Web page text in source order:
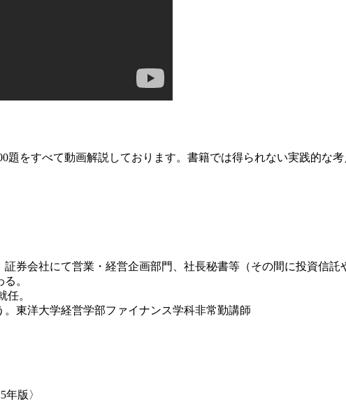
題をすべて動画解説しております。書籍では得られない実践的な
券会社にて営業・経営企画部門、社長秘書等（その間に投資信
。
任。
東洋大学経営学部ファイナンス学科非常勤講師
版〉